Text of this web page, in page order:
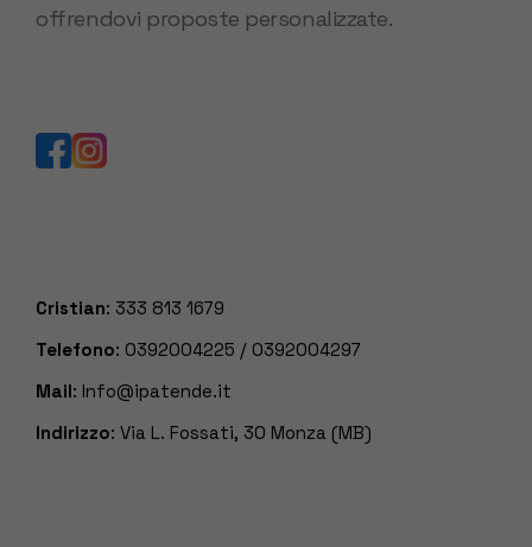
offrendovi proposte personalizzate.
Cristian: 333 813 1679
Telefono: 0392004225 / 0392004297
Mail: Info@ipatende.it
Indirizzo: Via L. Fossati, 30 Monza (MB)